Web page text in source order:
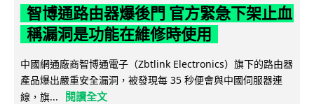
智博通路由器爆後門 官方緊急下架止血
稱漏洞是功能在維修時使用
中國網通廠商智博通電子（Zbtlink Electronics）旗下的路由器
產品爆出嚴重安全漏洞，被發現每 35 秒便會與中國伺服器連
線，旗...
閱讀全文